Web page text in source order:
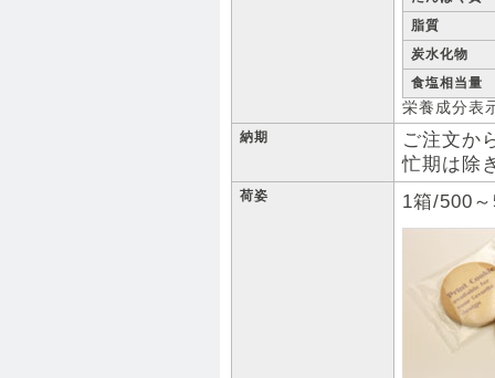
脂質
炭水化物
食塩相当量
栄養成分
納期
ご注文か
忙期は除
荷姿 1箱/500